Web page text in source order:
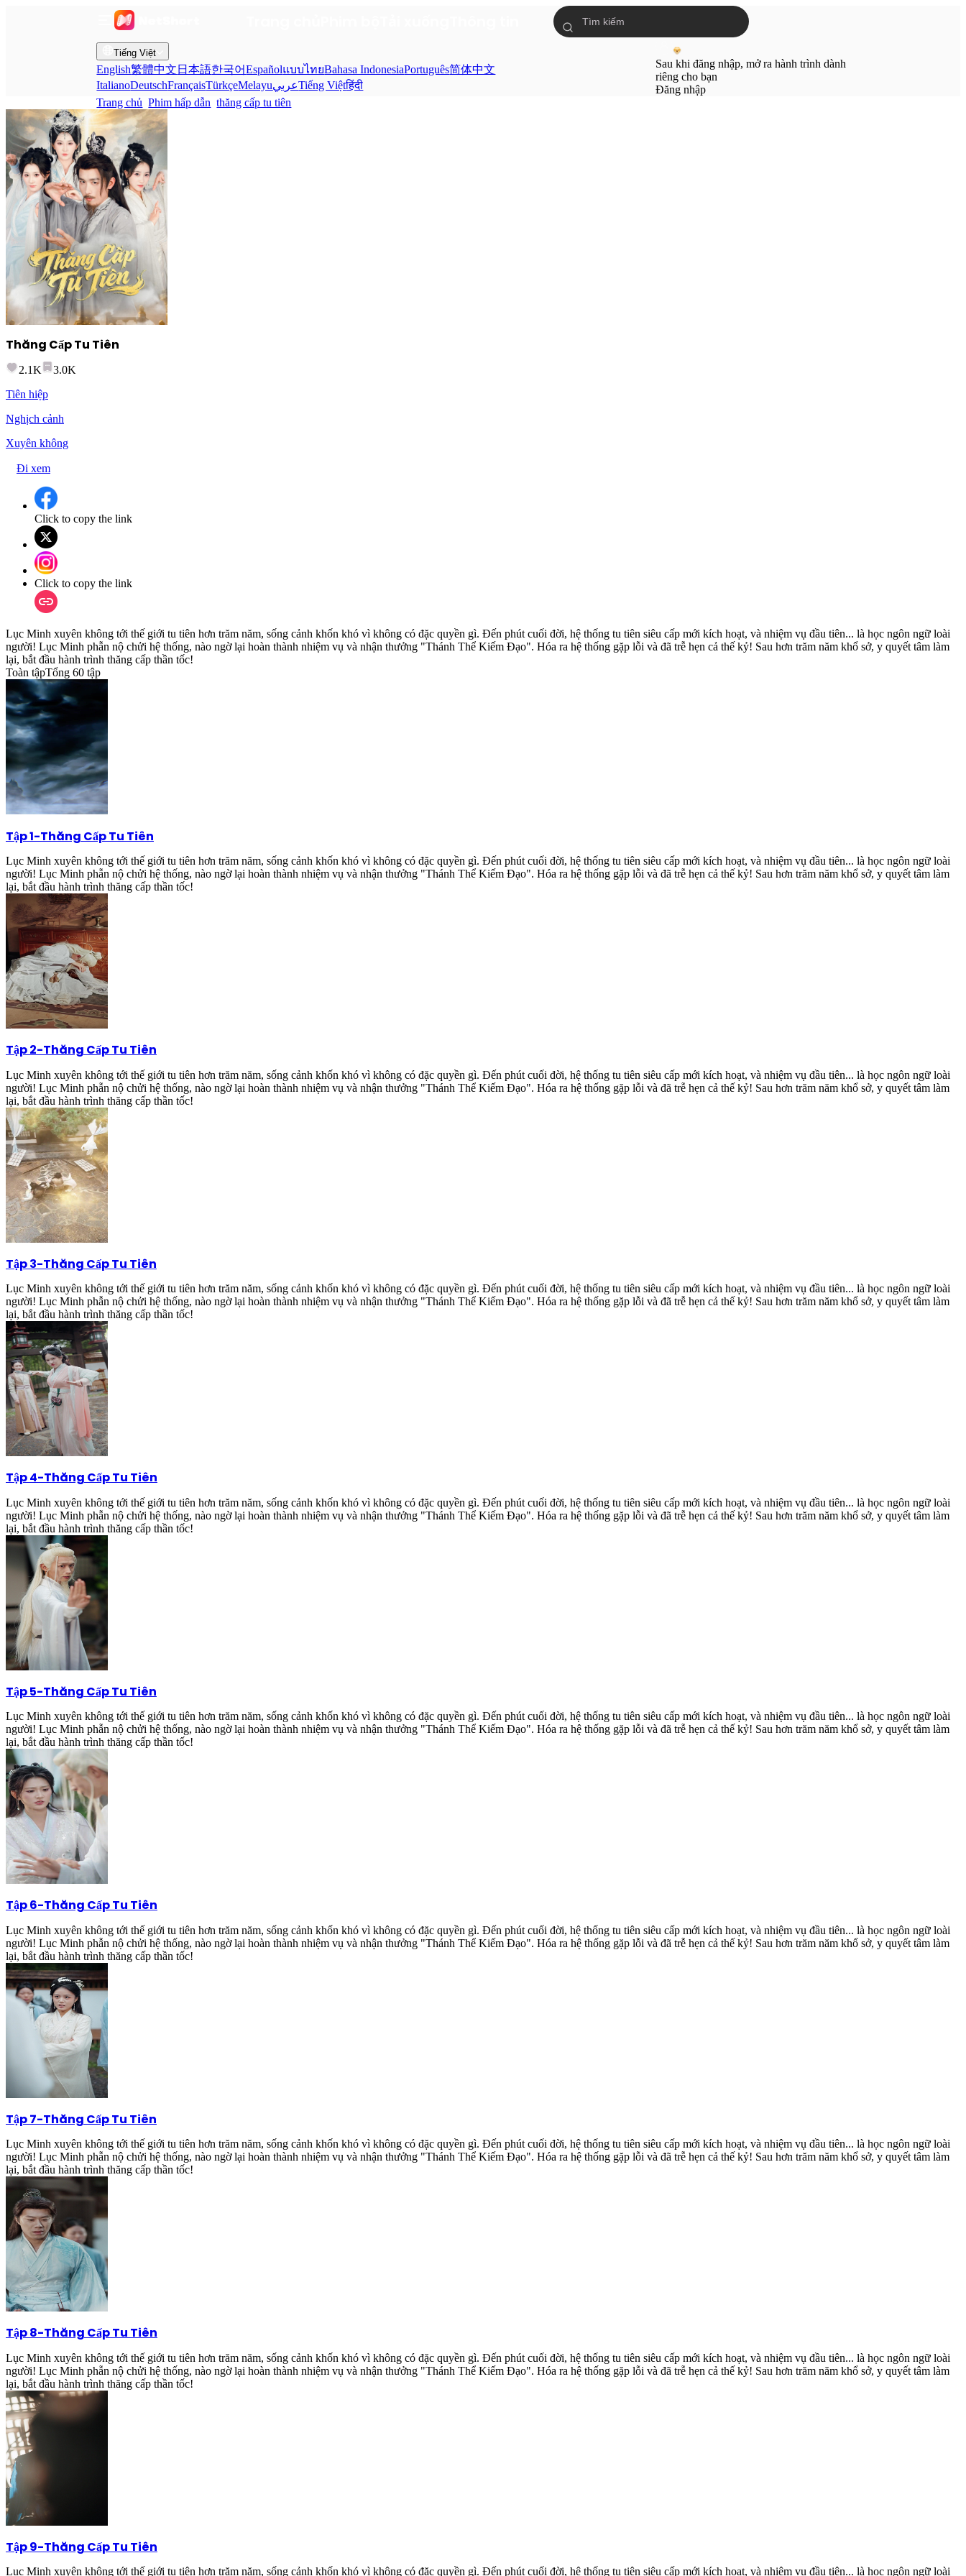
Tiếng Việt
English繁體中文 日本語한국어EspañolแบบไทยBahasa IndonesiaPortuguês简体中文
ItalianoDeutschFrançaisTürkçeMelayuعربيTiếng Việtहिंदी
Sau khi đăng nhập, mở ra hành trình dành
riêng cho bạn
Đăng nhập
Trang chủ Phim hấp dẫn thăng cấp tu tiên
Thăng Cấp Tu Tiên
2.1K
3.0K
Tiên hiệp
Nghịch cảnh
Xuyên không
Đi xem
Click to copy the link
Click to copy the link
Lục Minh xuyên không tới thế giới tu tiên hơn trăm năm, sống cảnh khốn khó vì không có đặc quyền gì. Đến phút cuối đời, hệ thống tu tiên siêu cấp mới kích hoạt, và nhiệm vụ đầu tiên... là học ngôn ngữ loài
người! Lục Minh phẫn nộ chửi hệ thống, nào ngờ lại hoàn thành nhiệm vụ và nhận thưởng "Thánh Thể Kiếm Đạo". Hóa ra hệ thống gặp lỗi và đã trễ hẹn cả thế kỷ! Sau hơn trăm năm khổ sở, y quyết tâm làm
lại, bắt đầu hành trình thăng cấp thần tốc!
Toàn tậpTổng 60 tập
Tập 1-Thăng Cấp Tu Tiên
Lục Minh xuyên không tới thế giới tu tiên hơn trăm năm, sống cảnh khốn khó vì không có đặc quyền gì. Đến phút cuối đời, hệ thống tu tiên siêu cấp mới kích hoạt, và nhiệm vụ đầu tiên... là học ngôn ngữ loài
người! Lục Minh phẫn nộ chửi hệ thống, nào ngờ lại hoàn thành nhiệm vụ và nhận thưởng "Thánh Thể Kiếm Đạo". Hóa ra hệ thống gặp lỗi và đã trễ hẹn cả thế kỷ! Sau hơn trăm năm khổ sở, y quyết tâm làm
lại, bắt đầu hành trình thăng cấp thần tốc!
Tập 2-Thăng Cấp Tu Tiên
Lục Minh xuyên không tới thế giới tu tiên hơn trăm năm, sống cảnh khốn khó vì không có đặc quyền gì. Đến phút cuối đời, hệ thống tu tiên siêu cấp mới kích hoạt, và nhiệm vụ đầu tiên... là học ngôn ngữ loài
người! Lục Minh phẫn nộ chửi hệ thống, nào ngờ lại hoàn thành nhiệm vụ và nhận thưởng "Thánh Thể Kiếm Đạo". Hóa ra hệ thống gặp lỗi và đã trễ hẹn cả thế kỷ! Sau hơn trăm năm khổ sở, y quyết tâm làm
lại, bắt đầu hành trình thăng cấp thần tốc!
Tập 3-Thăng Cấp Tu Tiên
Lục Minh xuyên không tới thế giới tu tiên hơn trăm năm, sống cảnh khốn khó vì không có đặc quyền gì. Đến phút cuối đời, hệ thống tu tiên siêu cấp mới kích hoạt, và nhiệm vụ đầu tiên... là học ngôn ngữ loài
người! Lục Minh phẫn nộ chửi hệ thống, nào ngờ lại hoàn thành nhiệm vụ và nhận thưởng "Thánh Thể Kiếm Đạo". Hóa ra hệ thống gặp lỗi và đã trễ hẹn cả thế kỷ! Sau hơn trăm năm khổ sở, y quyết tâm làm
lại, bắt đầu hành trình thăng cấp thần tốc!
Tập 4-Thăng Cấp Tu Tiên
Lục Minh xuyên không tới thế giới tu tiên hơn trăm năm, sống cảnh khốn khó vì không có đặc quyền gì. Đến phút cuối đời, hệ thống tu tiên siêu cấp mới kích hoạt, và nhiệm vụ đầu tiên... là học ngôn ngữ loài
người! Lục Minh phẫn nộ chửi hệ thống, nào ngờ lại hoàn thành nhiệm vụ và nhận thưởng "Thánh Thể Kiếm Đạo". Hóa ra hệ thống gặp lỗi và đã trễ hẹn cả thế kỷ! Sau hơn trăm năm khổ sở, y quyết tâm làm
lại, bắt đầu hành trình thăng cấp thần tốc!
Tập 5-Thăng Cấp Tu Tiên
Lục Minh xuyên không tới thế giới tu tiên hơn trăm năm, sống cảnh khốn khó vì không có đặc quyền gì. Đến phút cuối đời, hệ thống tu tiên siêu cấp mới kích hoạt, và nhiệm vụ đầu tiên... là học ngôn ngữ loài
người! Lục Minh phẫn nộ chửi hệ thống, nào ngờ lại hoàn thành nhiệm vụ và nhận thưởng "Thánh Thể Kiếm Đạo". Hóa ra hệ thống gặp lỗi và đã trễ hẹn cả thế kỷ! Sau hơn trăm năm khổ sở, y quyết tâm làm
lại, bắt đầu hành trình thăng cấp thần tốc!
Tập 6-Thăng Cấp Tu Tiên
Lục Minh xuyên không tới thế giới tu tiên hơn trăm năm, sống cảnh khốn khó vì không có đặc quyền gì. Đến phút cuối đời, hệ thống tu tiên siêu cấp mới kích hoạt, và nhiệm vụ đầu tiên... là học ngôn ngữ loài
người! Lục Minh phẫn nộ chửi hệ thống, nào ngờ lại hoàn thành nhiệm vụ và nhận thưởng "Thánh Thể Kiếm Đạo". Hóa ra hệ thống gặp lỗi và đã trễ hẹn cả thế kỷ! Sau hơn trăm năm khổ sở, y quyết tâm làm
lại, bắt đầu hành trình thăng cấp thần tốc!
Tập 7-Thăng Cấp Tu Tiên
Lục Minh xuyên không tới thế giới tu tiên hơn trăm năm, sống cảnh khốn khó vì không có đặc quyền gì. Đến phút cuối đời, hệ thống tu tiên siêu cấp mới kích hoạt, và nhiệm vụ đầu tiên... là học ngôn ngữ loài
người! Lục Minh phẫn nộ chửi hệ thống, nào ngờ lại hoàn thành nhiệm vụ và nhận thưởng "Thánh Thể Kiếm Đạo". Hóa ra hệ thống gặp lỗi và đã trễ hẹn cả thế kỷ! Sau hơn trăm năm khổ sở, y quyết tâm làm
lại, bắt đầu hành trình thăng cấp thần tốc!
Tập 8-Thăng Cấp Tu Tiên
Lục Minh xuyên không tới thế giới tu tiên hơn trăm năm, sống cảnh khốn khó vì không có đặc quyền gì. Đến phút cuối đời, hệ thống tu tiên siêu cấp mới kích hoạt, và nhiệm vụ đầu tiên... là học ngôn ngữ loài
người! Lục Minh phẫn nộ chửi hệ thống, nào ngờ lại hoàn thành nhiệm vụ và nhận thưởng "Thánh Thể Kiếm Đạo". Hóa ra hệ thống gặp lỗi và đã trễ hẹn cả thế kỷ! Sau hơn trăm năm khổ sở, y quyết tâm làm
lại, bắt đầu hành trình thăng cấp thần tốc!
Tập 9-Thăng Cấp Tu Tiên
Lục Minh xuyên không tới thế giới tu tiên hơn trăm năm, sống cảnh khốn khó vì không có đặc quyền gì. Đến phút cuối đời, hệ thống tu tiên siêu cấp mới kích hoạt, và nhiệm vụ đầu tiên... là học ngôn ngữ loài